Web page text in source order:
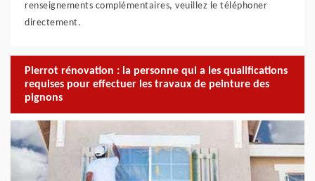
renseignements complémentaires, veuillez le téléphoner
directement.
Pierrot rénovation : la personne qui a les qualifications
requises pour effectuer les travaux de peinture des
pignons